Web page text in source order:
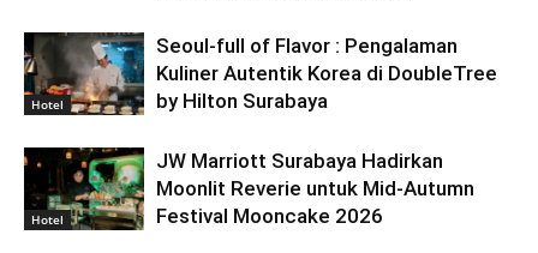
Hotel
Seoul-full of Flavor : Pengalaman
Kuliner Autentik Korea di DoubleTree
by Hilton Surabaya
Hotel
JW Marriott Surabaya Hadirkan
Moonlit Reverie untuk Mid-Autumn
Festival Mooncake 2026